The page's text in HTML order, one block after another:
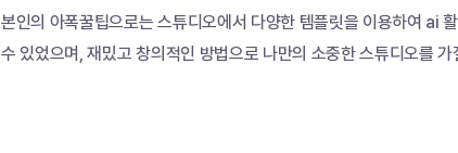
본인의 아폭꿀팁으로는 스튜디오에서 다양한 템플릿을 이용하여 ai
수 있었으며, 재밌고 창의적인 방법으로 나만의 소중한 스튜디오를